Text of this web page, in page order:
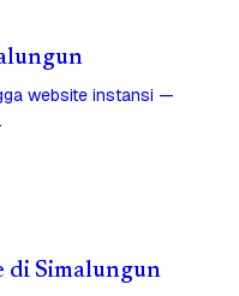
website instansi —
di Simalungun